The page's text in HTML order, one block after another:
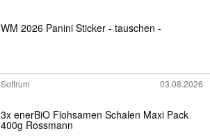
WM 2026 Panini Sticker - tauschen -
Sottrum 03.08.2026
3x enerBiO Flohsamen Schalen Maxi Pack
400g Rossmann